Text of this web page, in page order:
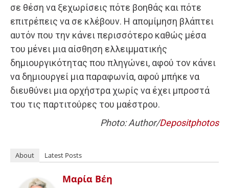
σε θέση να ξεχωρίσεις πότε βοηθάς και πότε
επιτρέπεις να σε κλέβουν. Η απομίμηση βλάπτει
αυτόν που την κάνει περισσότερο καθώς μέσα
του μένει μια αίσθηση ελλειμματικής
δημιουργικότητας που πληγώνει, αφού τον κάνει
να δημιουργεί μια παραφωνία, αφού μπήκε να
διευθύνει μια ορχήστρα χωρίς να έχει μπροστά
του τις παρτιτούρες του μαέστρου.
Photo: Author/Depositphotos
About Latest Posts
Μαρία Βέη